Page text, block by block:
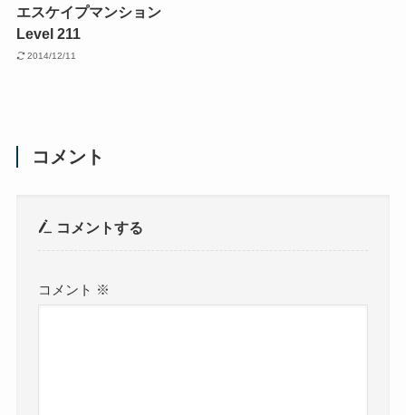
エスケイプマンション
Level 211
2014/12/11
コメント
コメントする
コメント ※